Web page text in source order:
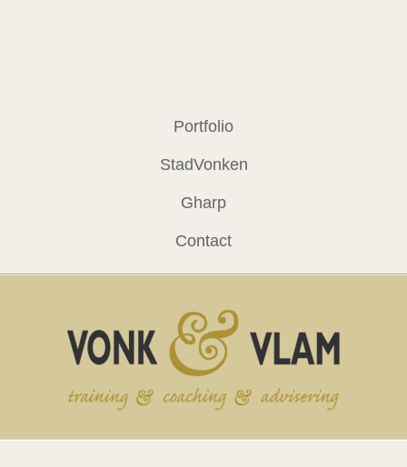
Portfolio
StadVonken
Gharp
Contact